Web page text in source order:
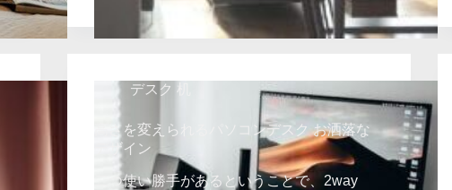
デスク 机
高さを変えられるパソコンデスク お洒落な
デザイン
二つ使い勝手があるということで、2way